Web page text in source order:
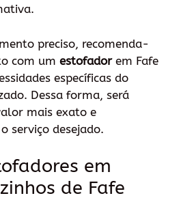
preciso, recomenda-
com um estofadorem Fafe
específicas do
Dessa forma, será
mais exato e
serviço desejado.
em
de Fafe